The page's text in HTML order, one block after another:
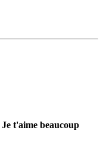
Je t'aime beaucoup